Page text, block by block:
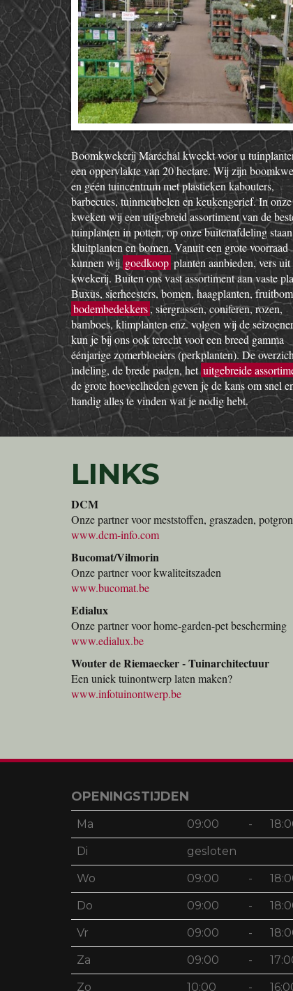
Boomkwekerij Maréchal kweekt voor u
een oppervlakte van 20 hectare. Wij zijn
en géén tuincentrum met plastieken kabouters,
barbecues, tuinmeubelen en keukengerief. In
kweken wij een uitgebreid assortiment van de
tuinplanten in potten, op onze buitenafdeling
kluitplanten en bomen. Vanuit een grote voorraad
kunnen wij goedkoop planten aanbieden, vers uit
kwekerij. Buiten ons vast assortiment aan vaste
Buxus, sierheesters, bomen, haagplanten,
bodembedekkers, siergrassen, coniferen, rozen,
bamboes, klimplanten enz. volgen wij de
kun je bij ons ook terecht voor een breed gamma
éénjarige zomerbloeiers (perkplanten). De
indeling, de brede paden, hetuitgebreide
de grote hoeveelheden geven je de kans om snel
handig alles te vinden wat je nodig hebt.
LINKS
DCM
Onze partner voor meststoffen, graszaden,
www.dcm-info.com
Bucomat/Vilmorin
Onze partner voor kwaliteitszaden
www.bucomat.be
Edialux
Onze partner voor home-garden-pet bescherming
www.edialux.be
Wouter de Riemaecker - Tuinarchitectuur
Een uniek tuinontwerp laten maken?
www.infotuinontwerp.be
OPENINGSTIJDEN
Ma 09:00 -
Di gesloten
Wo 09:00 -
Do 09:00 -
Vr 09:00 -
Za 09:00 -
Zo 10:00 -